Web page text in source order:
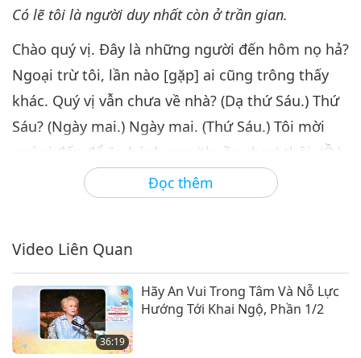
35:32
7
34:35
Thần Giao Cách Cảm Bên Trong
Với Minh Sư, Phần 7/7
Giữa Thầy và Trò 2023-07-01 4622 Lượt Xem
Đọc thêm
Có lẽ tôi là người duy nhất còn ở trần gian.
Chào quý vị. Đây là những người đến hôm nọ hả?
Ngoại trừ tôi, lần nào [gặp] ai cũng trông thấy
khác. Quý vị vẫn chưa về nhà? (Dạ thứ Sáu.) Thứ
Sáu? (Ngày mai.) Ngày mai. (Thứ Sáu.) Tôi mời
quý vị đến để ăn bánh quy (thuần chay) thôi. (Ồ.)
Quý vị thích không? (Dạ thích.) Nhưng mỗi ngày
quý vị có bánh quy (thuần chay) này hay không?
(Bánh quy rất đẹp.) Ồ tuyệt. Vậy được rồi. Thế
sao quý vị không chọn loại mình muốn? Ừ, như…
(Bánh quy (thuần chay) ở nhà mẹ.) như cái này,
và rồi quý vị… Và phần còn lại, quý vị lo lấy. Quý
Video Liên Quan
36:19
Hãy An Vui Trong Tâm Và Nỗ Lực
Hướng Tới Khai Ngộ, Phần 1/2